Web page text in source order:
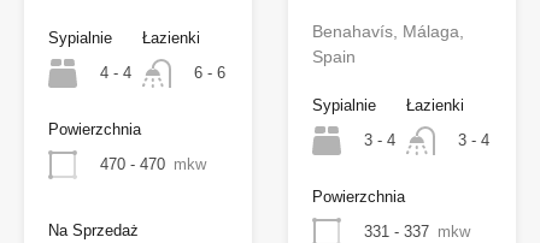
Sypialnie
4 - 4
Łazienki
6 - 6
Powierzchnia
470 - 470 mkw
Na Sprzedaż
Benahavís, Málaga,
Spain
Sypialnie
3 - 4
Łazienki
3 - 4
Powierzchnia
331 - 337 mkw